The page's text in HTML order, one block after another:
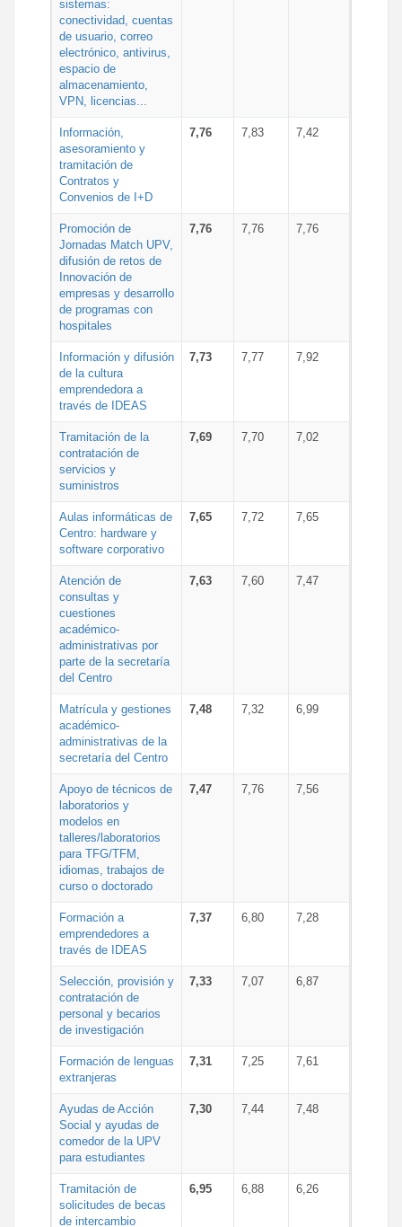
sistemas:
conectividad, cuentas
de usuario, correo
electrónico, antivirus,
espacio de
almacenamiento,
VPN, licencias...
Información,
asesoramiento y
tramitación de
Contratos y
Convenios de I+D
7,76 7,83 7,42
Promoción de
Jornadas Match UPV,
difusión de retos de
Innovación de
empresas y desarrollo
de programas con
hospitales
7,76 7,76 7,76
Información y difusión
de la cultura
emprendedora a
través de IDEAS
7,73 7,77 7,92
Tramitación de la
contratación de
servicios y
suministros
7,69 7,70 7,02
Aulas informáticas de
Centro: hardware y
software corporativo
7,65 7,72 7,65
Atención de
consultas y
cuestiones
académico-
administrativas por
parte de la secretaría
del Centro
7,63 7,60 7,47
Matrícula y gestiones
académico-
administrativas de la
secretaría del Centro
7,48 7,32 6,99
Apoyo de técnicos de
laboratorios y
modelos en
talleres/laboratorios
para TFG/TFM,
idiomas, trabajos de
curso o doctorado
7,47 7,76 7,56
Formación a
emprendedores a
través de IDEAS
7,37 6,80 7,28
Selección, provisión y
contratación de
personal y becarios
de investigación
7,33 7,07 6,87
Formación de lenguas
extranjeras
7,31 7,25 7,61
Ayudas de Acción
Social y ayudas de
comedor de la UPV
para estudiantes
7,30 7,44 7,48
Tramitación de
solicitudes de becas
de intercambio
6,95 6,88 6,26